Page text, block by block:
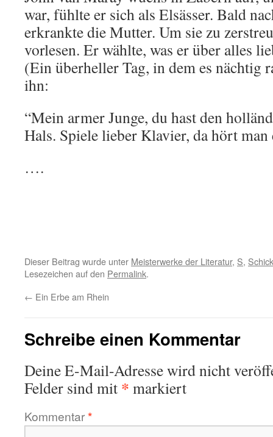
war, fühlte er sich als Elsässer. Bald
erkrankte die Mutter. Um sie zu
vorlesen. Er wählte, was er über alles
(Ein überheller Tag, in dem es nächtig
ihn:
“Mein armer Junge, du hast den
Hals. Spiele lieber Klavier, da hört man
….
Dieser Beitrag wurde unter Meisterwerke der Literatur, S,
Lesezeichen auf den Permalink.
← Ein Erbe am Rhein
Schreibe einen Kommentar
Deine E-Mail-Adresse wird nicht
Felder sind mit * markiert
Kommentar*